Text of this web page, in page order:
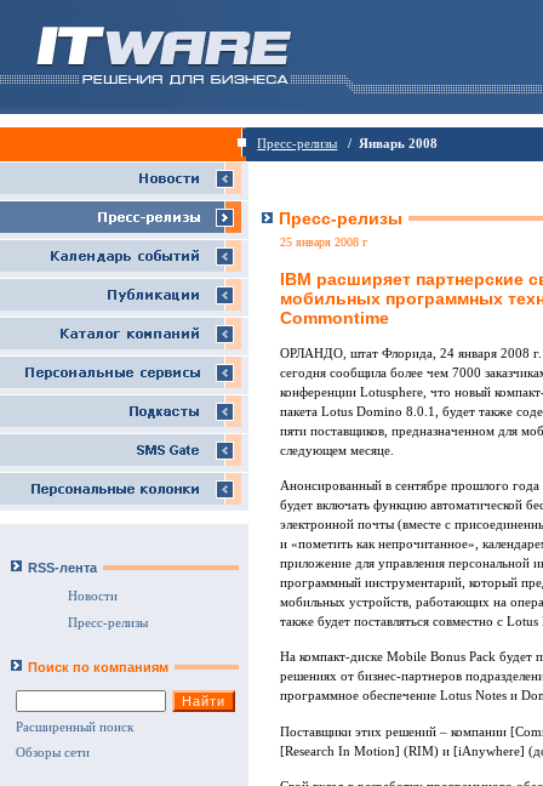
Пресс-релизы / Январь 2008
RSS-лента
Новости
Пресс-релизы
Поиск по компаниям
Расширенный поиск
Обзоры сети
Пресс-релизы
25 января 2008 г
IBM расширяет партнерские
мобильных программных
Commontime
ОРЛАНДО, штат Флорида, 24 января 2008
сегодня сообщила более чем 7000
конференции Lotusphere, что новый
пакета Lotus Domino 8.0.1, будет также
пяти поставщиков, предназначенном для
следующем месяце.
Анонсированный в сентябре прошлого
будет включать функцию автоматической
электронной почты (вместе с
и «пометить как непрочитанное»,
приложение для управления персональной
программный инструментарий, который
мобильных устройств, работающих на
также будет поставляться совместно с
На компакт-диске Mobile Bonus Pack
решениях от бизнес-партнеров
программное обеспечение Lotus Notes и
Поставщики этих решений – компании
[Research In Motion] (RIM) и [iAnywhere]